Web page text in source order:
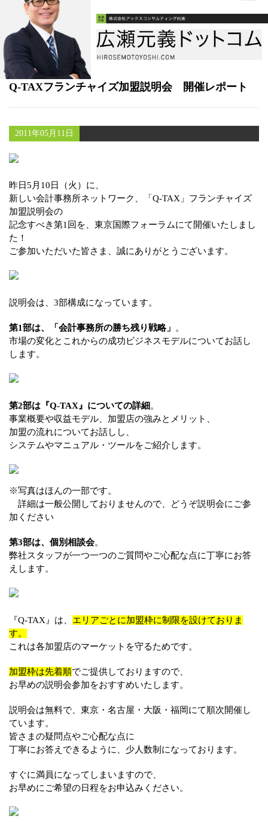
書籍
メールマガジン（無料）
講演・取材依頼
セミナー
Q-TAXフランチャイズ加盟説明会 開催レポート
2011年05月11日
昨日5月10日（火）に、
新しい会計事務所ネットワーク、「Q-TAX」フランチャイズ
加盟説明会の
記念すべき第1回を、東京国際フォーラムにて開催いたしまし
た！
ご参加いただいた皆さま、誠にありがとうございます。
説明会は、3部構成になっています。
第1部は、「会計事務所の勝ち残り戦略」
。
市場の変化とこれからの成功ビジネスモデルについてお話し
します。
第2部は『Q-TAX』についての詳細 。
事業概要や収益モデル、加盟店の強みとメリット、
加盟の流れについてお話しし、
システムやマニュアル・ツールをご紹介します。
※写真はほんの一部です。
詳細は一般公開しておりませんので、どうぞ説明会にご参
加ください
第3部は、個別相談会。
弊社スタッフが一つ一つのご質問やご心配な点に丁寧にお答
えします。
『Q-TAX』は、 エリアごとに加盟枠に制限を設けておりま
す。
これは各加盟店のマーケットを守るためです。
加盟枠は先着順でご提供しておりますので、
お早めの説明会参加をおすすめいたします。
説明会は無料で、東京・名古屋・大阪・福岡にて順次開催し
ています。
皆さまの疑問点やご心配な点に
丁寧にお答えできるように、少人数制になっております。
すぐに満員になってしまいますので、
お早めにご希望の日程をお申込みください。